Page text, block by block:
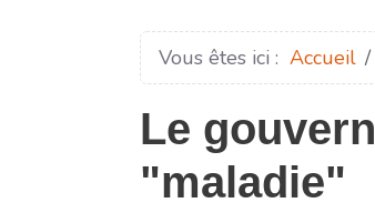
Vous êtes ici : Accueil
Le
"maladie"